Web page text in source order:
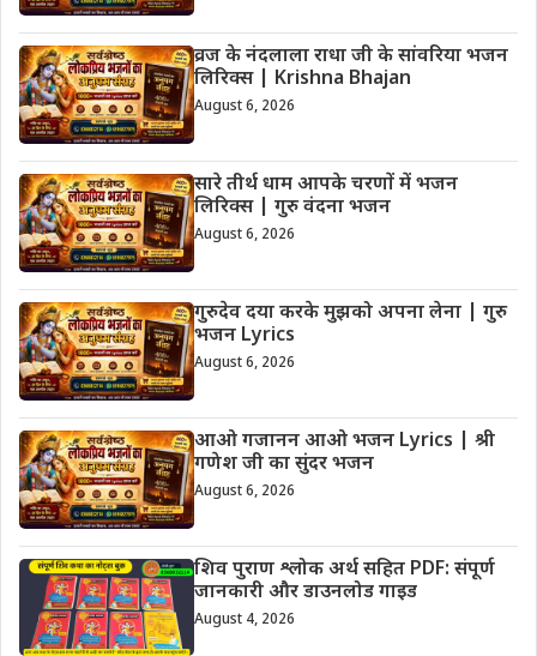
व्रज के नंदलाला राधा जी के सांवरिया भजन
लिरिक्स | Krishna Bhajan
August 6, 2026
सारे तीर्थ धाम आपके चरणों में भजन
लिरिक्स | गुरु वंदना भजन
August 6, 2026
गुरुदेव दया करके मुझको अपना लेना | गुरु
भजन Lyrics
August 6, 2026
आओ गजानन आओ भजन Lyrics | श्री
गणेश जी का सुंदर भजन
August 6, 2026
शिव पुराण श्लोक अर्थ सहित PDF: संपूर्ण
जानकारी और डाउनलोड गाइड
August 4, 2026